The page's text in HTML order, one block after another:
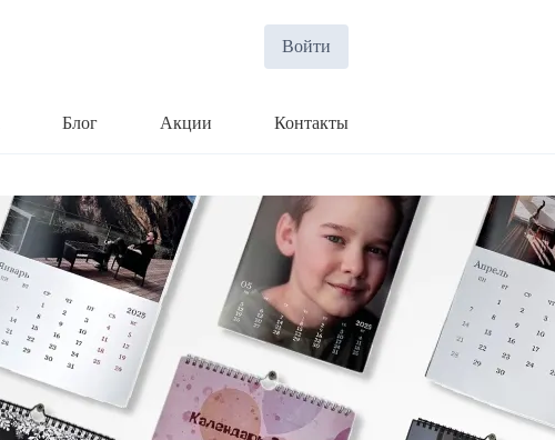
Войти
Блог Акции Контакты